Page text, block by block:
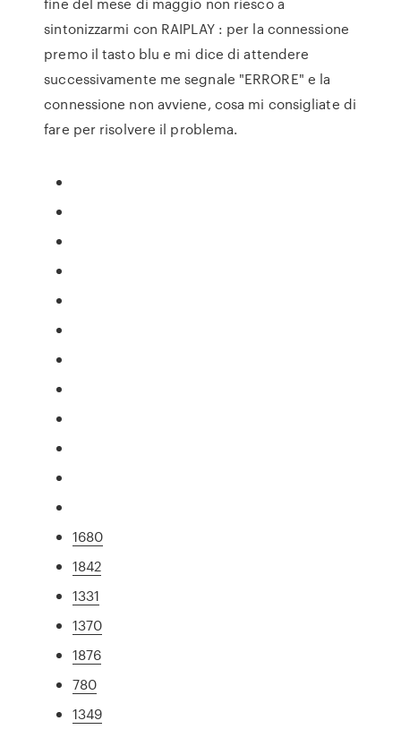
sintonizzarmi con RAIPLAY : per la connessione
premo il tasto blu e mi dice di attendere
successivamente me segnale "ERRORE" e la
connessione non avviene, cosa mi consigliate di
fare per risolvere il problema.
1680
1842
1331
1370
1876
780
1349